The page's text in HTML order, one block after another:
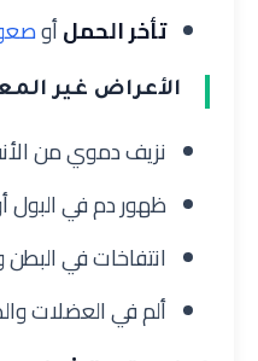
تأخر الحملأو
الأعراض غير
نزيف دموي من
ظهور دم في البول
انتفاخات في البطن
ألم في العضلات